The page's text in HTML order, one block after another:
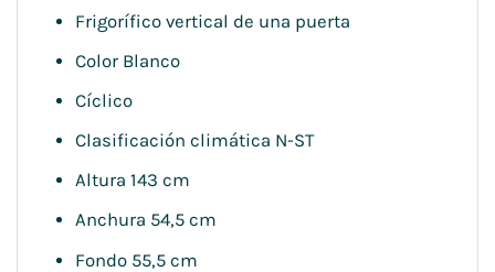
Frigorífico vertical de una puerta
Color Blanco
Cíclico
Clasificación climática N-ST
Altura 143 cm
Anchura 54,5 cm
Fondo 55,5 cm